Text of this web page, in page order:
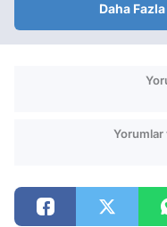
Daha
Yorumlar